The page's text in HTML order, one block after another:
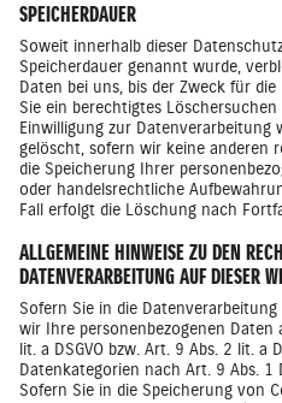
SPEICHERDAUER
Soweit innerhalb dieser
Speicherdauer genannt wurde,
Daten bei uns, bis der Zweck für
Sie ein berechtigtes
Einwilligung zur Datenverarbeitung
gelöscht, sofern wir keine anderen
die Speicherung Ihrer
oder handelsrechtliche
Fall erfolgt die Löschung nach
ALLGEMEINE HINWEISE ZU DEN
DATENVERARBEITUNG AUF DIESER
Sofern Sie in die
wir Ihre personenbezogenen Daten
lit. a DSGVO bzw. Art. 9 Abs. 2 lit. a
Datenkategorien nach Art. 9 Abs. 1
Sofern Sie in die Speicherung von